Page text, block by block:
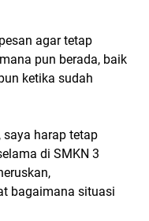
agar tetap
pun berada, baik
ketika sudah
saya harap tetap
di SMKN 3
bagaimana situasi